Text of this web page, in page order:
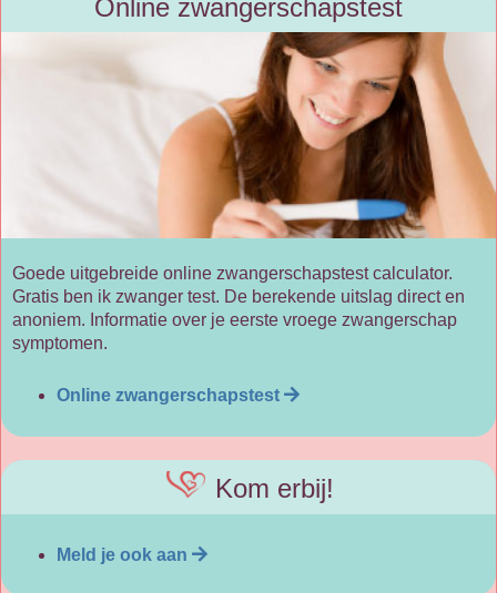
Online zwangerschapstest
Goede uitgebreide online zwangerschapstest calculator.
Gratis ben ik zwanger test. De berekende uitslag direct en
anoniem. Informatie over je eerste vroege zwangerschap
symptomen.
Online zwangerschapstest
Kom erbij!
Meld je ook aan